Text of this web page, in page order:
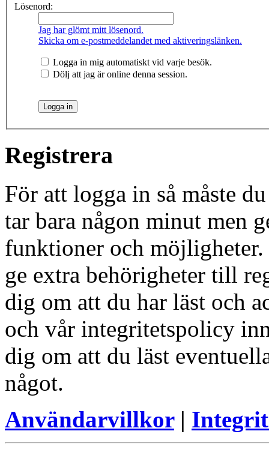
Lösenord:
Jag har glömt mitt lösenord.
Skicka om e-postmeddelandet med aktiveringslänken.
Logga in mig automatiskt vid varje besök.
Dölj att jag är online denna session.
Registrera
För att logga in så måste
tar bara någon minut men
funktioner och
ge extra behörigheter till
dig om att du har läst och
och vår integritetspolicy
dig om att du läst
något.
Användarvillkor|